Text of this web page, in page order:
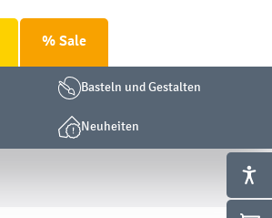
% Sale
Basteln und Gestalten
Neuheiten